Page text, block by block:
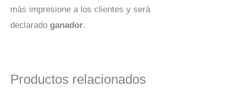
más impresione a los clientes y será
declarado ganador.
Productos relacionados